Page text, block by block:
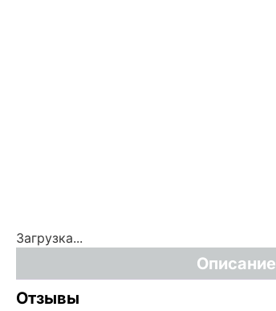
Загрузка...
Описание
Отзывы